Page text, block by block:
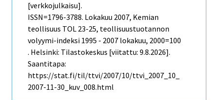
[verkkojulkaisu].
ISSN=1796-3788. Lokakuu 2007, Kemian
teollisuus TOL 23-25, teollisuustuotannon
volyymi-indeksi 1995 - 2007 lokakuu, 2000=100
. Helsinki: Tilastokeskus [viitattu: 9.8.2026].
Saantitapa:
https://stat.fi/til/ttvi/2007/10/ttvi_2007_10_
2007-11-30_kuv_008.html